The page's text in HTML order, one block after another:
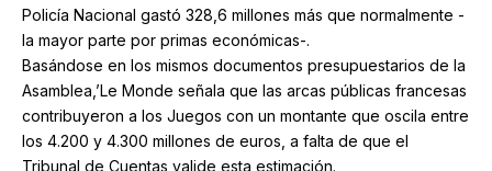
Policía Nacional gastó 328,6 millones más que normalmente -
la mayor parte por primas económicas-.
Basándose en los mismos documentos presupuestarios de la
Asamblea,’Le Monde señala que las arcas públicas francesas
contribuyeron a los Juegos con un montante que oscila entre
los 4.200 y 4.300 millones de euros, a falta de que el
Tribunal de Cuentas valide esta estimación.